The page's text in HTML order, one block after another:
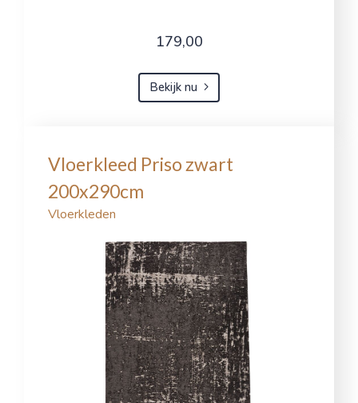
179,00
Bekijk nu
Vloerkleed Priso zwart
200x290cm
Vloerkleden